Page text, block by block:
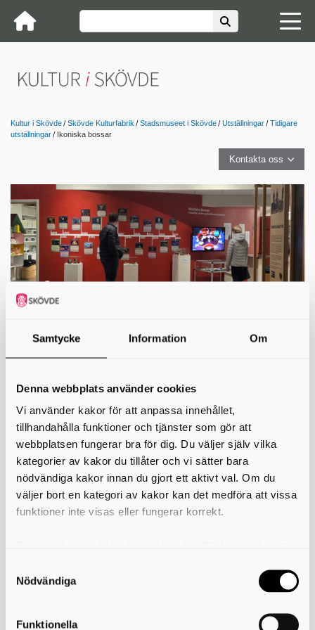
Samtycke Information Om
Denna webbplats använder cookies
Vi använder kakor för att anpassa innehållet,
tillhandahålla funktioner och tjänster som gör att
webbplatsen fungerar bra för dig. Du väljer själv vilka
kategorier av kakor du tillåter och vi sätter bara
nödvändiga kakor innan du gjort ett aktivt val. Om du
väljer bort en kategori av kakor kan det medföra att vissa
funktioner inte visas eller fungerar korrekt.
användning av kakor som du hittar längst ner på sidan
Nödvändiga
Funktionella
Kultur i Skövde Skövde Kulturfabrik Stadsmuseet i Skövde Utställningar
Tidigare
utställningar
Ikoniska bossar
Kontakta oss
Ikoniska bossar
Utställningen tar fokus på spelvärldens antagonister. Material,
efterforskningar och utställningens formspråk har gemensamt
arbetats fram och producerats av museiföreningen DiSK. I
utställningen presenteras ett urval av dataspelvärldens mest
ikoniska bossar. Vilka är de? Vad har inspirerat dem? Och varför är vi
så fascinerade av spelvärldens antagonister?
Visas 29/11 - 17/1 2026
Skriv ut